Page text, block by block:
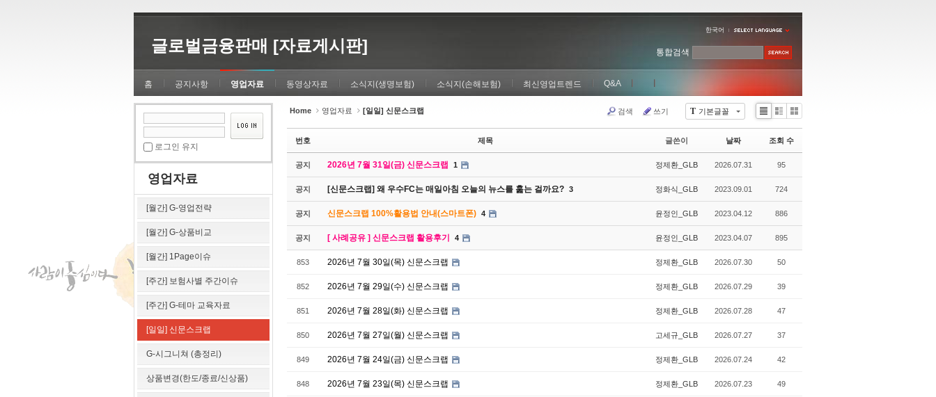
글로벌금융판매 [자료게시판]
한국어
홈 공지사항 영업자료 동영상자료 소식지(생명보험) 소식지(손해보험) 최신영업트렌드 Q&A
통합검색
로그인 유지
영업자료
[월간] G-영업전략
[월간] G-상품비교
[월간] 1Page이슈
[주간] 보험사별 주간이슈
[주간] G-테마 교육자료
[일일] 신문스크랩
G-시그니쳐 (총정리)
상품변경(한도/종료/신상품)
Home 영업자료 [일일] 신문스크랩 T 기본글꼴
검색 쓰기
Li
Zi
e
G
le
번호 제목 글쓴이 날짜 조회 수
공지 2026년 7월 31일(금) 신문스크랩 1 정제환_GLB 2026.07.31 95
공지 [신문스크랩] 왜 우수FC는 매일아침 오늘의 뉴스를 훑는 걸까요? 3 정화식_GLB 2023.09.01 724
공지 신문스크랩 100%활용법 안내(스마트폰) 4 윤정인_GLB 2023.04.12 886
공지 [ 사례공유 ] 신문스크랩 활용후기 4 윤정인_GLB 2023.04.07 895
853 2026년 7월 30일(목) 신문스크랩 정제환_GLB 2026.07.30 50
852 2026년 7월 29일(수) 신문스크랩 정제환_GLB 2026.07.29 39
851 2026년 7월 28일(화) 신문스크랩 정제환_GLB 2026.07.28 47
850 2026년 7월 27일(월) 신문스크랩 고세규_GLB 2026.07.27 37
849 2026년 7월 24일(금) 신문스크랩 정제환_GLB 2026.07.24 42
848 2026년 7월 23일(목) 신문스크랩 정제환_GLB 2026.07.23 49
Sketchbook5, 스케치북5
Sketchbook5, 스케치북5
Sketchbook5, 스케치북5
Sketchbook5, 스케치북5